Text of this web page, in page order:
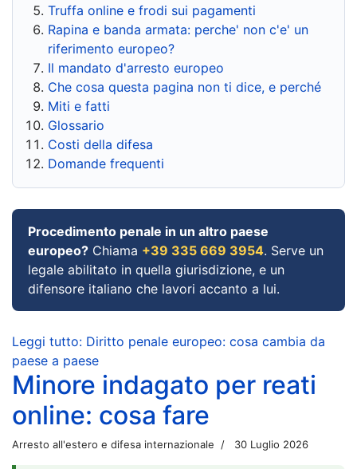
Truffa online e frodi sui pagamenti
Rapina e banda armata: perche' non c'e' un
riferimento europeo?
Il mandato d'arresto europeo
Che cosa questa pagina non ti dice, e perché
Miti e fatti
Glossario
Costi della difesa
Domande frequenti
Procedimento penale in un altro paese
europeo? Chiama +39 335 669 3954. Serve un
legale abilitato in quella giurisdizione, e un
difensore italiano che lavori accanto a lui.
Leggi tutto: Diritto penale europeo: cosa cambia da
paese a paese
Minore indagato per reati
online: cosa fare
Arresto all'estero e difesa internazionale 30 Luglio 2026